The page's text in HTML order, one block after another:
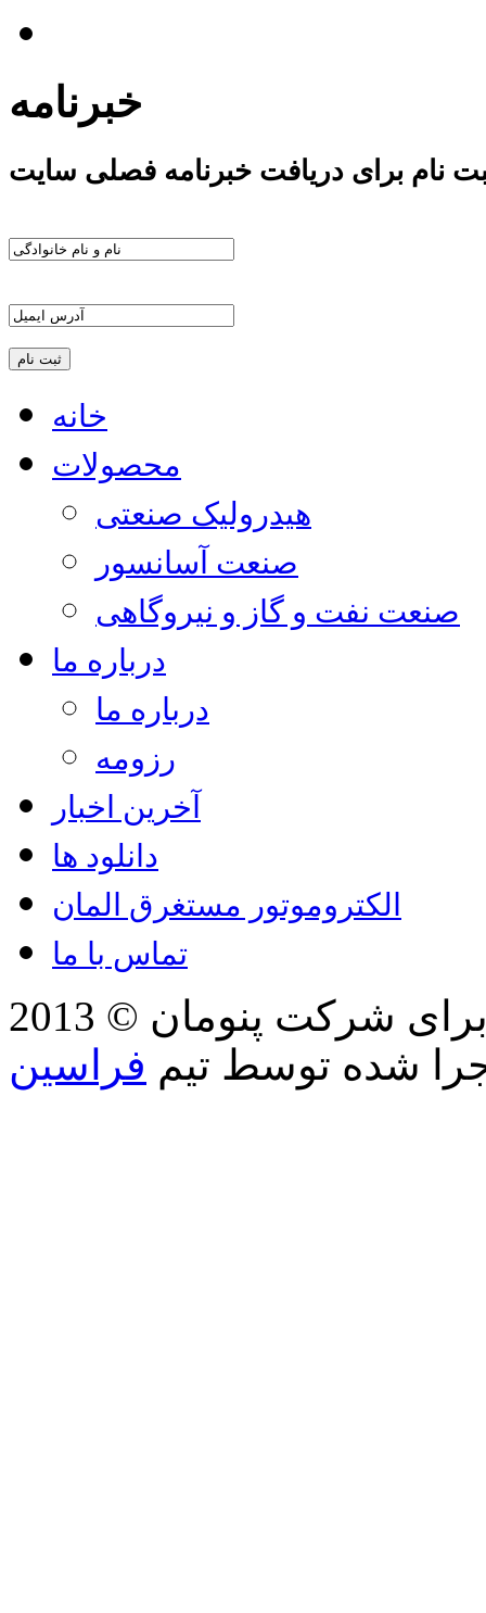
خبرنامه
نام برای دریافت خبرنامه فصلی سایت
خانه
محصولات
هیدرولیک صنعتی
صنعت آسانسور
صنعت نفت و گاز و نیروگاهی
درباره ما
درباره ما
رزومه
آخرین اخبار
دانلود ها
الکتروموتور مستغرق المان
تماس با ما
2013 © کلیه حقوق مطالب، تصاویر برای شرکت پنومان
شده توسط تیم فراسین